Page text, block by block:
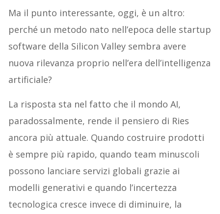
Ma il punto interessante, oggi, è un altro:
perché un metodo nato nell’epoca delle startup
software della Silicon Valley sembra avere
nuova rilevanza proprio nell’era dell’intelligenza
artificiale?
La risposta sta nel fatto che il mondo AI,
paradossalmente, rende il pensiero di Ries
ancora più attuale. Quando costruire prodotti
è sempre più rapido, quando team minuscoli
possono lanciare servizi globali grazie ai
modelli generativi e quando l’incertezza
tecnologica cresce invece di diminuire, la